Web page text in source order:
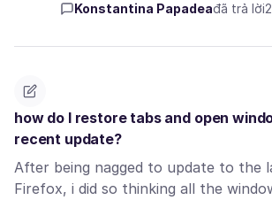
Konstantina Papadeađã trả lời
how do I restore tabs and open
recent update?
After being nagged to update to the
Firefox, i did so thinking all the